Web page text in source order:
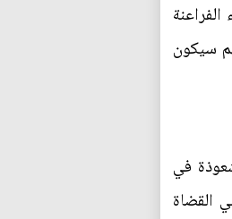
سيكون
في
القضاة